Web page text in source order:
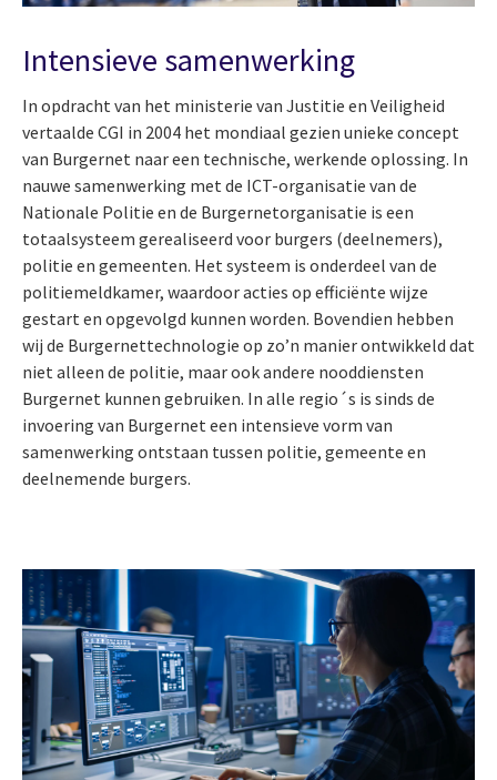
Intensieve samenwerking
In opdracht van het ministerie van Justitie en Veiligheid
vertaalde CGI in 2004 het mondiaal gezien unieke concept
van Burgernet naar een technische, werkende oplossing. In
nauwe samenwerking met de ICT-organisatie van de
Nationale Politie en de Burgernetorganisatie is een
totaalsysteem gerealiseerd voor burgers (deelnemers),
politie en gemeenten. Het systeem is onderdeel van de
politiemeldkamer, waardoor acties op efficiënte wijze
gestart en opgevolgd kunnen worden. Bovendien hebben
wij de Burgernettechnologie op zo’n manier ontwikkeld dat
niet alleen de politie, maar ook andere nooddiensten
Burgernet kunnen gebruiken. In alle regio´s is sinds de
invoering van Burgernet een intensieve vorm van
samenwerking ontstaan tussen politie, gemeente en
deelnemende burgers.